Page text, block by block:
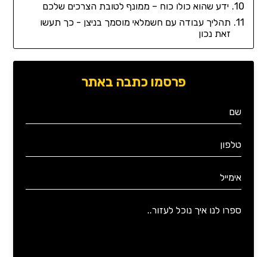
ידע שהוא כולו כוח – ממונף לטובת הצרכים שלכם
תהליך עבודה עם חשמלאי מוסמך בניצן - כך תעשו
זאת נכון
פרסמו כתבה באתר